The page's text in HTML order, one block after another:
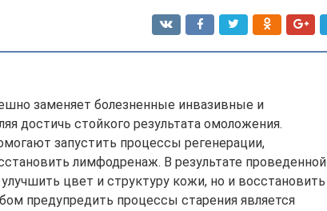
заменяет болезненные инвазивные и
достичь стойкого результата омоложения.
запустить процессы регенерации,
лимфодренаж. В результате проведенной
цвет и структуру кожи, но и восстановить
предупредить процессы старения является